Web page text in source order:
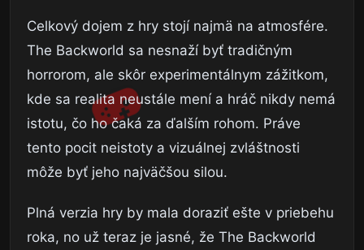
Celkový dojem z hry stojí najmä na atmosfére.
The Backworld sa nesnaží byť tradičným
horrorom, ale skôr experimentálnym zážitkom,
kde sa realita neustále mení a hráč nikdy nemá
istotu, čo ho čaká za ďalším rohom. Práve
tento pocit neistoty a vizuálnej zvláštnosti
môže byť jeho najväčšou silou.
Plná verzia hry by mala doraziť ešte v priebehu
roka, no už teraz je jasné, že The Backworld